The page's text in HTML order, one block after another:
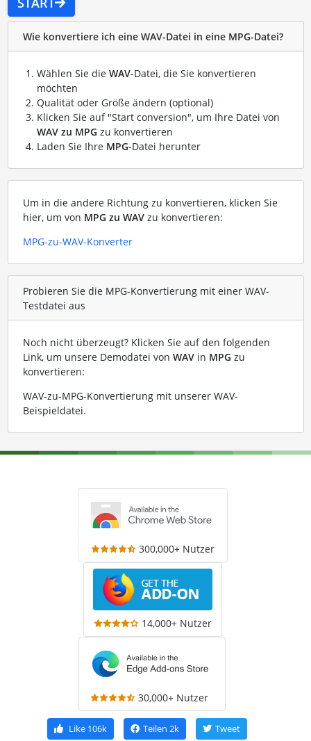
Wie konvertiere ich eine WAV-Datei in eine MPG-Datei?
Wählen Sie die WAV-Datei, die Sie konvertieren
möchten
Qualität oder Größe ändern (optional)
Klicken Sie auf "Start conversion", um Ihre Datei von
WAV zu MPG zu konvertieren
Laden Sie Ihre MPG-Datei herunter
Um in die andere Richtung zu konvertieren, klicken Sie
hier, um von MPG zu WAVzu konvertieren:
MPG-zu-WAV-Konverter
Probieren Sie die MPG-Konvertierung mit einer WAV-
Testdatei aus
Noch nicht überzeugt? Klicken Sie auf den folgenden
Link, um unsere Demodatei von WAVin MPG zu
konvertieren:
WAV-zu-MPG-Konvertierung mit unserer WAV-
Beispieldatei.
300,000+ Nutzer
14,000+ Nutzer
30,000+ Nutzer
Like 106k Teilen 2k Tweet